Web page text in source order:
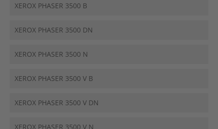
XEROX PHASER 3500 B
XEROX PHASER 3500 DN
XEROX PHASER 3500 N
XEROX PHASER 3500 V B
XEROX PHASER 3500 V DN
XEROX PHASER 3500 V N